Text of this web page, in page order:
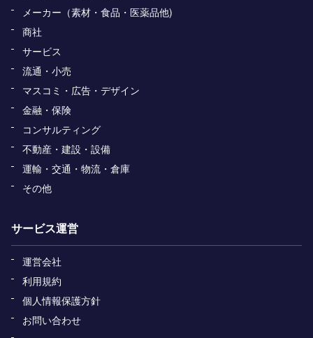
メーカー（素材・食品・医薬品他)
商社
サービス
流通・小売
マスコミ・広告・デザイン
金融・保険
コンサルティング
不動産・建設・設備
運輸・交通・物流・倉庫
その他
サービス運営
運営会社
利用規約
個人情報保護方針
お問い合わせ